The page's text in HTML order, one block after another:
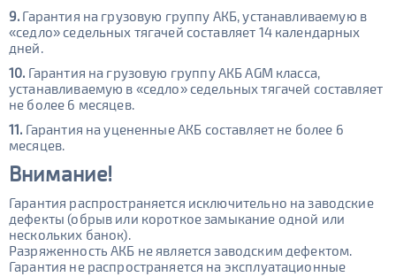
9. Гарантия на грузовую группу АКБ, устанавливаемую в
«седло» седельных тягачей составляет 14 календарных
дней.
10. Гарантия на грузовую группу АКБ AGM класса,
устанавливаемую в «седло» седельных тягачей составляет
не более 6 месяцев.
11. Гарантия на уцененные АКБ составляет не более 6
месяцев.
Внимание!
Гарантия распространяется исключительно на заводские
дефекты (обрыв или короткое замыкание одной или
нескольких банок).
Разряженность АКБ не является заводским дефектом.
Гарантия не распространяется на эксплуатационные